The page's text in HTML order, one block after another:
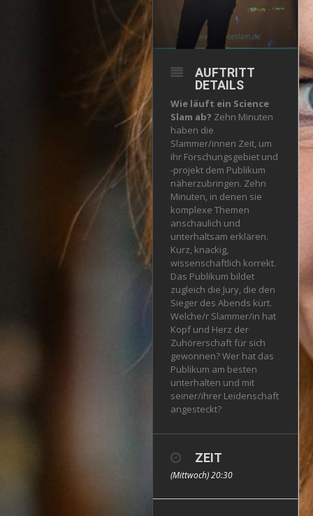
AUFTRITT
DETAILS
Wie läuft ein Science
Slam ab? Zehn Minuten
haben die
Slammer/innen Zeit, um
ihr Forschungsgebiet und
-projekt dem Publikum
näherzubringen. Zehn
Minuten, in denen sie
komplexe Themen
anschaulich und
unterhaltsam erklären.
Kurz, knackig,
wissenschaftlich korrekt.
Das Publikum bildet
zugleich die Jury, die den
Sieger des Abends kürt.
Welche/r Slammer/in hat
Kopf und Herz der
Zuhörerschaft für sich
gewonnen? Wer hat das
Publikum am besten
unterhalten und mit
seiner/ihrer Leidenschaft
angesteckt?
ZEIT
(Mittwoch) 20:30